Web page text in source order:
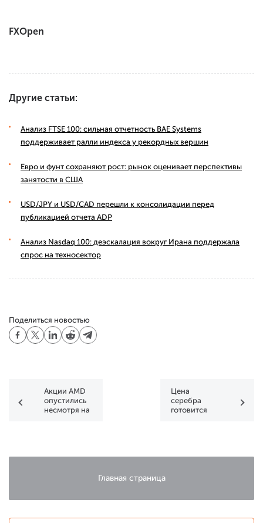
FXOpen
Другие статьи:
Анализ FTSE 100: сильная отчетность BAE Systems
поддерживает ралли индекса у рекордных вершин
Евро и фунт сохраняют рост: рынок оценивает перспективы
занятости в США
USD/JPY и USD/CAD перешли к консолидации перед
публикацией отчета ADP
Анализ Nasdaq 100: деэскалация вокруг Ирана поддержала
спрос на техносектор
Поделиться новостью
Акции AMD
опустились
несмотря на
Цена
серебра
готовится
Главная страница